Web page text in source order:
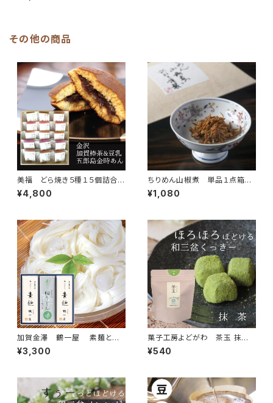
その他の商品
美福 どら焼き５種１５個詰合せ
ギフト （小倉・さつまいも・栗・加
賀棒茶豆乳・コーヒー）
¥4,800
ちりめん山椒煮 単品１点箱入
り
¥1,080
加賀金澤 鶴一屋 素麺と細
うどんの ６袋ギフトセット （素
麺×４袋 細うどんよもぎ×２袋）
¥3,300
菓子工房よどがわ 茶玉 抹茶(1
0個入り)スタンドパック
¥540